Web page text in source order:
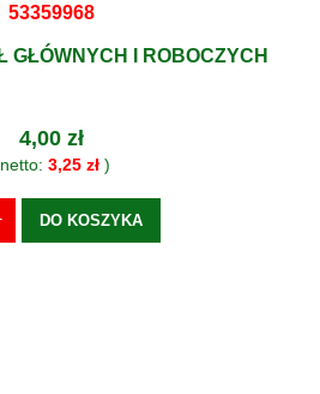
53359968
GŁÓWNYCH I ROBOCZYCH
4,00 zł
3,25 zł)
DO KOSZYKA